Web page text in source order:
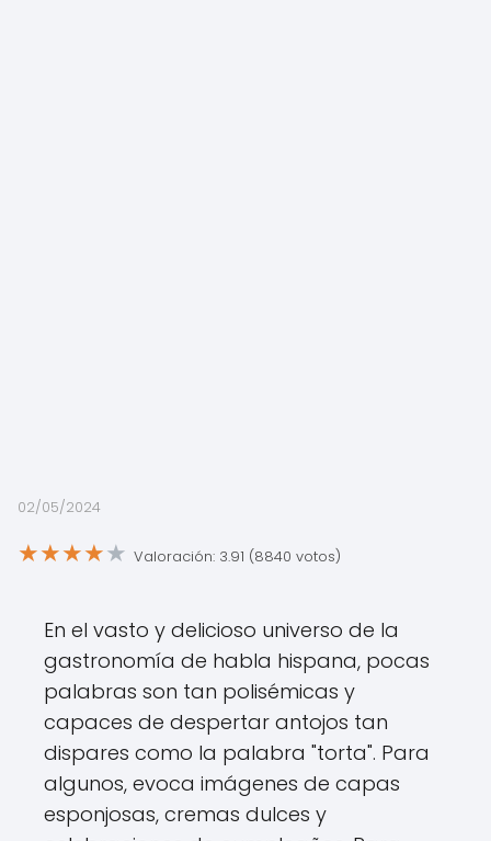
02/05/2024
★★★★★ Valoración: 3.91 (8840 votos)
En el vasto y delicioso universo de la
gastronomía de habla hispana, pocas
palabras son tan polisémicas y
capaces de despertar antojos tan
dispares como la palabra "torta". Para
algunos, evoca imágenes de capas
esponjosas, cremas dulces y